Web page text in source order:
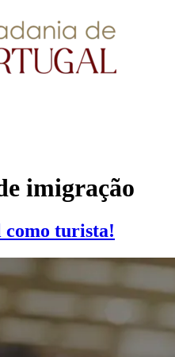
imigração
como turista!